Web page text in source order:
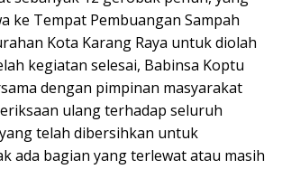
ke Tempat Pembuangan Sampah
Kota Karang Raya untuk diolah
kegiatan selesai, Babinsa Koptu
dengan pimpinan masyarakat
ulang terhadap seluruh
telah dibersihkan untuk
ada bagian yang terlewat atau masih